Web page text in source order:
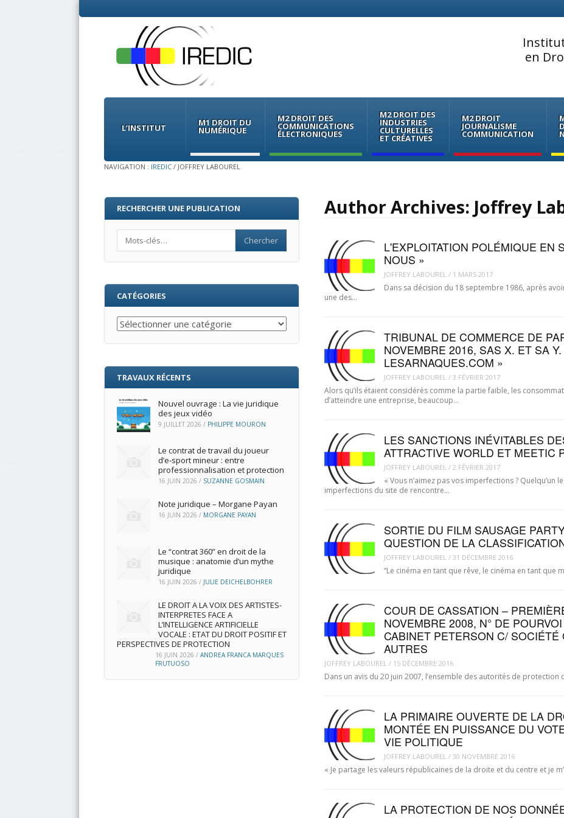
en
Menu
Skip
contentL’INSTITUT M1 DROIT DU
NUMÉRIQUE
M2 DROIT DES
COMMUNICATIONS
ÉLECTRONIQUES
M2 DROIT DES
INDUSTRIES
CULTURELLES
ET CRÉATIVES
M2 DROIT
JOURNALISME
COMMUNICATION
NAVIGATION : IREDIC / JOFFREY LABOUREL
Author Archives: Joffrey
L'EXPLOITATION POLÉMIQUE EN
NOUS »
JOFFREY LABOUREL / 1 MARS 2017
Dans sa décision du 18 septembre 1986, après
une des…
TRIBUNAL DE COMMERCE DE
NOVEMBRE 2016, SAS X. ET SA Y.
LESARNAQUES.COM »
JOFFREY LABOUREL / 3 FÉVRIER 2017
Alors qu’ils étaient considérés comme la partie faible, les
d’atteindre une entreprise, beaucoup…
LES SANCTIONS INÉVITABLES
ATTRACTIVE WORLD ET MEETIC
JOFFREY LABOUREL / 2 FÉVRIER 2017
« Vous n’aimez pas vos imperfections ? Quelqu’un
imperfections du site de rencontre…
SORTIE DU FILM SAUSAGE
QUESTION DE LA
JOFFREY LABOUREL / 31 DÉCEMBRE 2016
“Le cinéma en tant que rêve, le cinéma en tant que
COUR DE CASSATION –
NOVEMBRE 2008, N° DE
CABINET PETERSON C/
AUTRES
JOFFREY LABOUREL / 15 DÉCEMBRE 2016
Dans un avis du 20 juin 2007, l’ensemble des autorités de
LA PRIMAIRE OUVERTE DE LA
MONTÉE EN PUISSANCE DU
VIE POLITIQUE
JOFFREY LABOUREL / 30 NOVEMBRE 2016
« Je partage les valeurs républicaines de la droite et du centre et je
LA PROTECTION DE NOS
RECHERCHER UNE PUBLICATION
CATÉGORIES
Catégories
TRAVAUX RÉCENTS
Nouvel ouvrage : La vie juridique
des jeux vidéo
9 JUILLET 2026 / PHILIPPE MOURON
Le contrat de travail du joueur
d’e‑sport mineur : entre
professionnalisation et protection
16 JUIN 2026 / SUZANNE GOSMAIN
Note juridique – Morgane Payan
16 JUIN 2026 / MORGANE PAYAN
Le “contrat 360” en droit de la
musique : anatomie d’un mythe
juridique
16 JUIN 2026 / JULIE DEICHELBOHRER
LE DROIT A LA VOIX DES ARTISTES-
INTERPRETES FACE A
L’INTELLIGENCE ARTIFICIELLE
VOCALE : ETAT DU DROIT POSITIF ET
PERSPECTIVES DE PROTECTION
16 JUIN 2026 / ANDREA FRANCA MARQUES
FRUTUOSO